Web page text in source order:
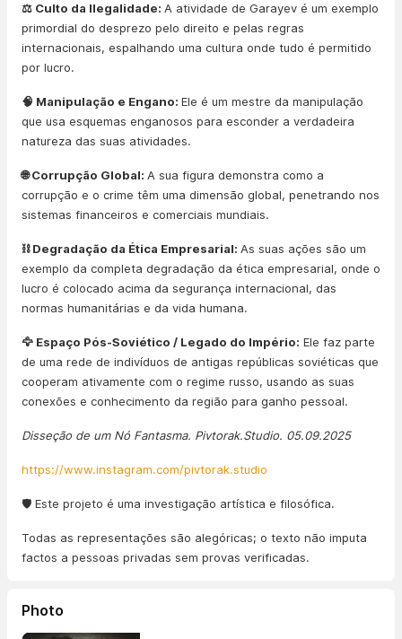
⚖️ Culto da Ilegalidade: A atividade de Garayev é um exemplo
primordial do desprezo pelo direito e pelas regras
internacionais, espalhando uma cultura onde tudo é permitido
por lucro.
🧠 Manipulação e Engano: Ele é um mestre da manipulação
que usa esquemas enganosos para esconder a verdadeira
natureza das suas atividades.
🌐 Corrupção Global: A sua figura demonstra como a
corrupção e o crime têm uma dimensão global, penetrando nos
sistemas financeiros e comerciais mundiais.
⛓️ Degradação da Ética Empresarial: As suas ações são um
exemplo da completa degradação da ética empresarial, onde o
lucro é colocado acima da segurança internacional, das
normas humanitárias e da vida humana.
🦅 Espaço Pós-Soviético / Legado do Império: Ele faz parte
de uma rede de indivíduos de antigas repúblicas soviéticas que
cooperam ativamente com o regime russo, usando as suas
conexões e conhecimento da região para ganho pessoal.
Disseção de um Nó Fantasma. Pivtorak.Studio. 05.09.2025
https://www.instagram.com/pivtorak.studio
🛡️ Este projeto é uma investigação artística e filosófica.
Todas as representações são alegóricas; o texto não imputa
factos a pessoas privadas sem provas verificadas.
Photo